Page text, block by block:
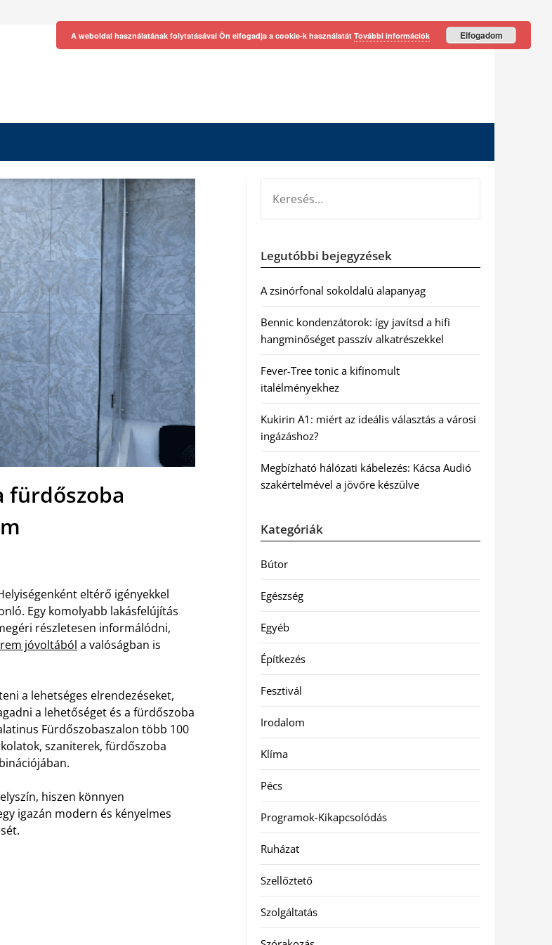
fürdőszoba
eltérő igényekkel
Egy komolyabb lakásfelújítás
részletesen informálódni,
jóvoltából a valóságban is
a lehetséges elrendezéseket,
a lehetőséget és a fürdőszoba
Fürdőszobaszalon több 100
szaniterek, fürdőszoba
hiszen könnyen
igazán modern és kényelmes
Legutóbbi bejegyzések
A zsinórfonal sokoldalú alapanyag
Bennic kondenzátorok: így javítsd a hifi
hangminőséget passzív alkatrészekkel
Fever-Tree tonic a kifinomult
italélményekhez
Kukirin A1: miért az ideális választás a városi
ingázáshoz?
Megbízható hálózati kábelezés: Kácsa Audió
szakértelmével a jövőre készülve
Kategóriák
Bútor
Egészség
Egyéb
Építkezés
Fesztivál
Irodalom
Klíma
Pécs
Programok-Kikapcsolódás
Ruházat
Szellőztető
Szolgáltatás
A weboldal használatának folytatásával Ön elfogadja a cookie-k használatát További információk Elfogadom